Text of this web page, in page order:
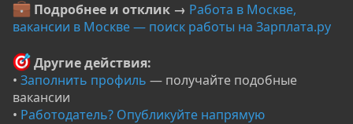
Подробнее и отклик → Работа в Москве,
вакансии в Москве — поиск работы на Зарплата.ру
Другие действия:
• Заполнить профиль — получайте подобные
вакансии
• Работодатель? Опубликуйте напрямую